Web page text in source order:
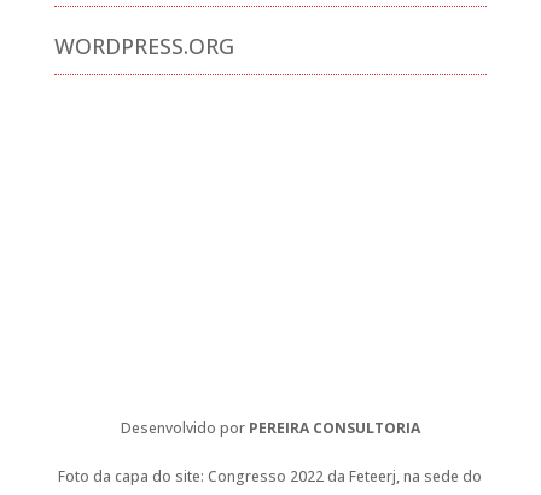
WORDPRESS.ORG
Desenvolvido por PEREIRA CONSULTORIA
Foto da capa do site: Congresso 2022 da Feteerj, na sede do